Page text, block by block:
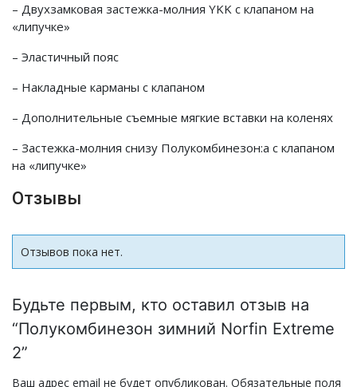
– Двухзамковая застежка-молния YKK с клапаном на
«липучке»
– Эластичный пояс
– Накладные карманы с клапаном
– Дополнительные съемные мягкие вставки на коленях
– Застежка-молния снизу Полукомбинезон:а с клапаном
на «липучке»
Отзывы
Отзывов пока нет.
Будьте первым, кто оставил отзыв на
“Полукомбинезон зимний Norfin Extreme
2”
Ваш адрес email не будет опубликован. Обязательные поля